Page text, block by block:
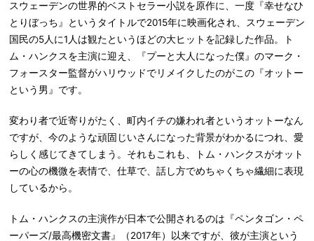
スウェーデンの世界的ベストセラー小説を原作に、一度『幸せなひ
とりぼっち』というタイトルで2015年に映画化され、スウェーデン
国民の5人に1人は観たというほどの大ヒットを記録した作品。ト
ム・ハンクスを主演に迎え、『プーと大人になった僕』のマーク・
フォースター監督がハリウッドでリメイクしたのがこの『オットー
という男』です。
変わり者で近寄りがたく、町内イチの嫌われ者というオットーなん
ですが、今のような頑固じいさんになった背景がわかるにつれ、愛
らしく感じてきてしまう。それもこれも、トム・ハンクスがオット
ーの心の機微を表情で、仕草で、話し方でめちゃくちゃ繊細に表現
しているから。
トム・ハンクスの主演作が日本で公開されるのは『ペンタゴン・ペ
ーパーズ/最高機密文書』（2017年）以来ですが、彼が主演という